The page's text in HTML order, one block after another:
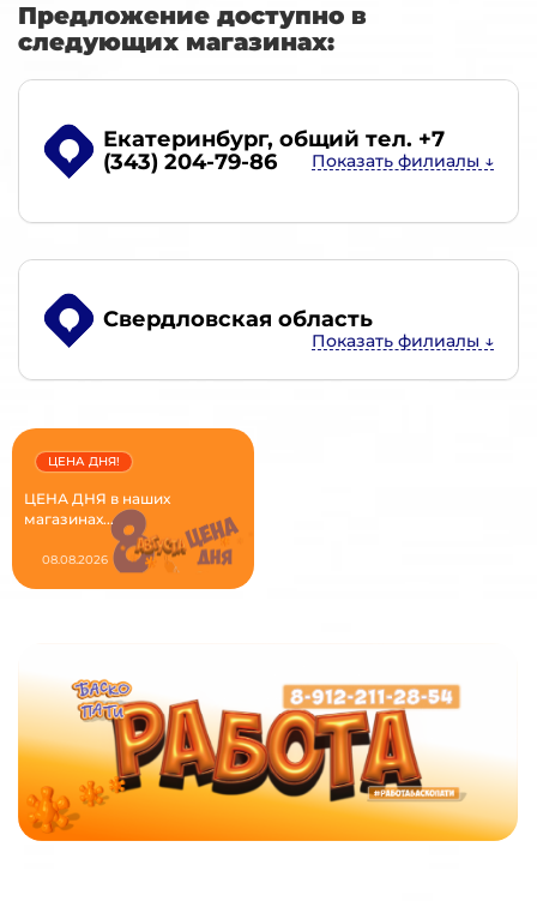
Предложение доступно в
следующих магазинах:
Екатеринбург, общий тел. +7
(343) 204-79-86
Свердловская область
ЦЕНА ДНЯ в наших
магазинах...
ЦЕНА ДНЯ!
08.08.2026